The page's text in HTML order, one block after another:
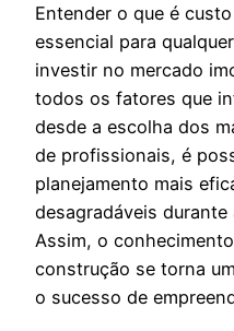
Entender o que é
essencial para
investir no mercado
todos os fatores que
desde a escolha dos
de profissionais, é
planejamento mais
desagradáveis
Assim, o
construção se torna
o sucesso de